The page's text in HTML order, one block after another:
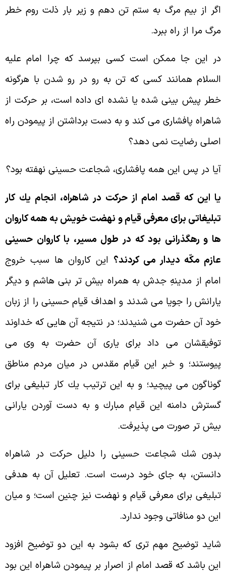
از بيم مرگ به ستم تن دهم و زير بار ذلت روم خطر
مرا از راه ببرد.
اين جا ممكن است كسى بپرسد كه چرا امام عليه
همانند كسى كه تن به رو در رو شدن با هرگونه
پيش بينى شده يا نشده اى داده است، بر حركت از
پافشارى مى كند و به دست برداشتن از پيمودن راه
رضايت نمى دهد؟
در پس اين همه پافشارى، شجاعت حسينى نهفته بود؟
اين كه قصد امام از حركت در شاهراه، انجام يك كار
براى معرفى قيام و نهضت خويش به همه كاروان
و رهگذرانى بود كه در طول مسير، با كاروان حسينى
مكّه ديدار مى كردند؟اين كاروان ها سبب خروج
از مدينهِ جدش به همراه بيش تر بنى هاشم و ديگر
را جويا مى شدند و اهداف قيام حسينى را از زبان
آن حضرت مى شنيدند؛ در نتيجه آن هايى كه خداوند
مى داد براى يارى آن حضرت به وى مى
و خبر اين قيام مقدس در ميان مردم مناطق
مى پيچيد؛ و به اين ترتيب يك كار تبليغى براى
دامنه اين قيام مبارك و به دست آوردن يارانى
تر صورت مى پذيرفت.
شك شجاعت حسينى را دليل حركت در شاهراه
به جاى خود درست است. تعليل آن به هدفى
براى معرفى قيام و نهضت نيز چنين است؛ و ميان
دو منافاتى وجود ندارد.
توضيح مهم ترى كه بشود به اين دو توضيح افزود
باشد كه قصد امام از اصرار بر پيمودن شاهراه اين بود